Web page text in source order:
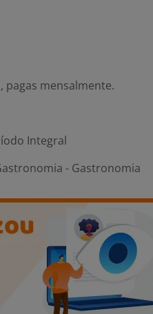
pagas mensalmente.
Integral
- Gastronomia